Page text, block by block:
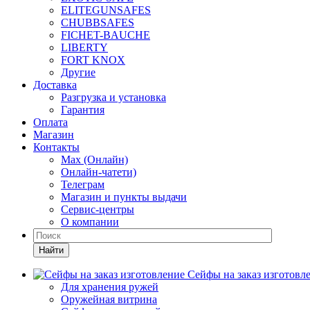
ELITEGUNSAFES
CHUBBSAFES
FICHET-BAUCHE
LIBERTY
FORT KNOX
Другие
Доставка
Разгрузка и установка
Гарантия
Оплата
Магазин
Контакты
Max (Онлайн)
Онлайн-чатети)
Телеграм
Магазин и пункты выдачи
Сервис-центры
О компании
Найти
Сейфы на заказ
Для хранения ружей
Оружейная витрина